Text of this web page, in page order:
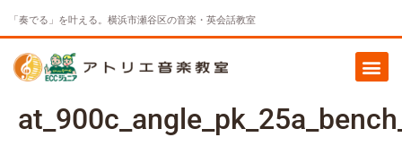
「奏でる」を叶える。横浜市瀬谷区の音楽・英会話教室